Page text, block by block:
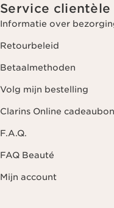
Service clientèle
Informatie over
Retourbeleid
Betaalmethoden
Volg mijn bestelling
Clarins Online cadeaubon
F.A.Q.
FAQ Beauté
Mijn account